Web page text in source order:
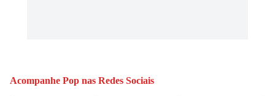
Acompanhe Pop nas Redes Sociais